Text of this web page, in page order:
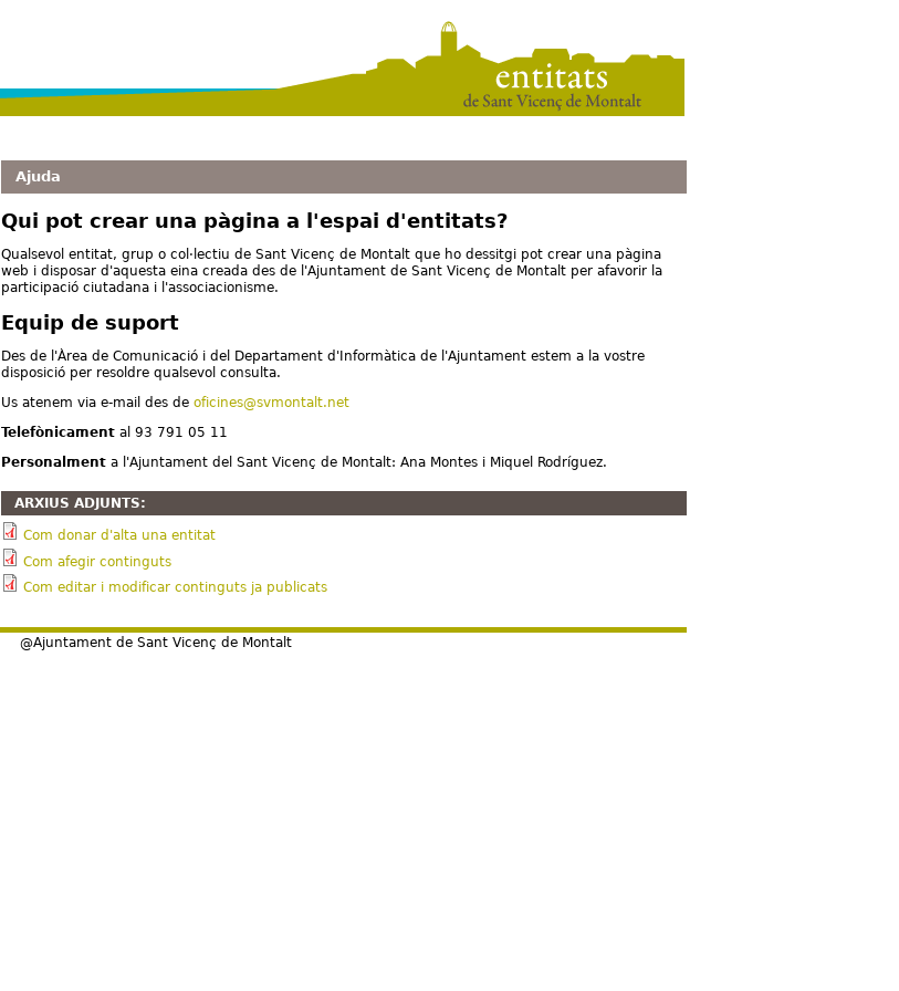
Ajuda
Qui pot crear una pàgina a l'espai d'entitats?
Qualsevol entitat, grup o col·lectiu de Sant Vicenç de Montalt que ho dessitgi pot crear una pàgina
web i disposar d'aquesta eina creada des de l'Ajuntament de Sant Vicenç de Montalt per afavorir la
participació ciutadana i l'associacionisme.
Equip de suport
Des de l'Àrea de Comunicació i del Departament d'Informàtica de l'Ajuntament estem a la vostre
disposició per resoldre qualsevol consulta.
Us atenem via e-mail des de oficines@svmontalt.net
Telefònicament al 93 791 05 11
Personalment a l'Ajuntament del Sant Vicenç de Montalt: Ana Montes i Miquel Rodríguez.
ARXIUS ADJUNTS:
Com donar d'alta una entitat
Com afegir continguts
Com editar i modificar continguts ja publicats
@Ajuntament de Sant Vicenç de Montalt